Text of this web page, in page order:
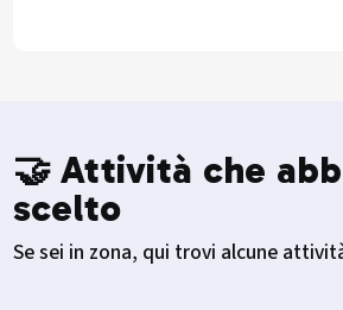
🤝 Attività che
scelto
Se sei in zona, qui trovi alcune